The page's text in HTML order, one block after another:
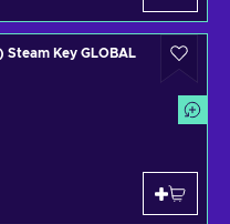
Steam Key GLOBAL